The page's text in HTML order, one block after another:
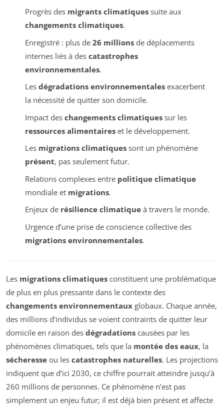
Progrès des migrants climatiquessuite aux
changements climatiques.
Enregistré : plus de 26 millionsde déplacements
internes liés à des catastrophes
environnementales.
Les dégradations environnementalesexacerbent
la nécessité de quitter son domicile.
Impact des changements climatiquessur les
ressources alimentaireset le développement.
Les migrations climatiquessont un phénomène
présent, pas seulement futur.
Relations complexes entre politique climatique
mondiale et migrations.
Enjeux de résilience climatiqueà travers le monde.
Urgence d’une prise de conscience collective des
migrations environnementales.
Les migrations climatiques constituent une problématique
de plus en plus pressante dans le contexte des
changements environnementaux globaux. Chaque année,
des millions d’individus se voient contraints de quitter leur
domicile en raison des dégradations causées par les
phénomènes climatiques, tels que la montée des eaux, la
sécheresse ou les catastrophes naturelles. Les projections
indiquent que d’ici 2030, ce chiffre pourrait atteindre jusqu’à
260 millions de personnes. Ce phénomène n’est pas
simplement un enjeu futur; il est déjà bien présent et affecte